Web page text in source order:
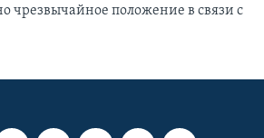
чрезвычайное положение в связи с